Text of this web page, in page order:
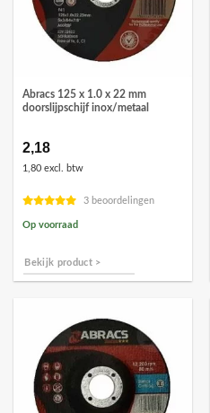
Abracs 125 x 1.0 x 22 mm
doorslijpschijf inox/metaal
2,18
1,80 excl. btw
3 beoordelingen
Op voorraad
Bekijk product >